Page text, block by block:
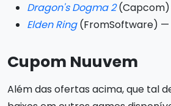
Dragon's Dogma 2(Capcom)
Elden Ring(FromSoftware) —
Cupom Nuuvem
Além das ofertas acima, que tal